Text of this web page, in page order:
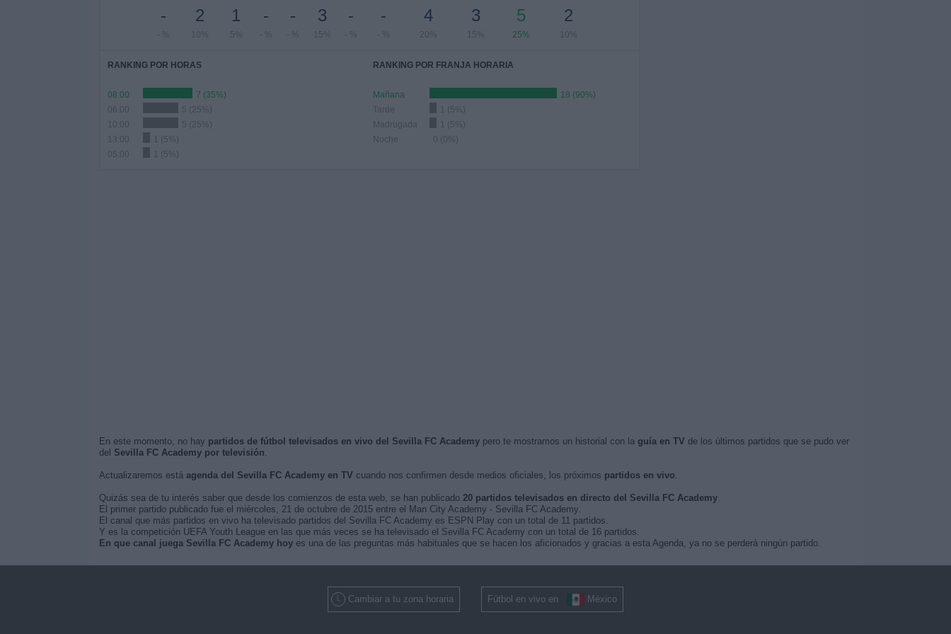
-
- %
2
10%
1
5%
-
- %
-
- %
3
15%
-
- %
-
- %
4
20%
3
15%
5
25%
2
10%
RANKING POR HORAS
08:00
7 (35%)
06:00
5 (25%)
5 (25%)
13:00
1 (5%)
05:00
1 (5%)
RANKING POR FRANJA HORARIA
Mañana
18 (90%)
Tarde
1 (5%)
Madrugada
1 (5%)
Noche
0 (0%)
En este momento, no hay partidos de fútbol televisados en vivo del Sevilla FC Academypero te mostramos un historial con la guía en TV de los últimos partidos que se pudo ver
del Sevilla FC Academy por televisión.
Actualizaremos está agenda del Sevilla FC Academy en TV cuando nos confirmen desde medios oficiales, los próximos partidos en vivo.
Quizás sea de tu interés saber que desde los comienzos de esta web, se han publicado 20 partidos televisados en directo del Sevilla FC Academy.
El primer partido publicado fue el miércoles, 21 de octubre de 2015 entre el Man City Academy - Sevilla FC Academy.
El canal que más partidos en vivo ha televisado partidos del Sevilla FC Academy es ESPN Play con un total de 11 partidos.
Y es la competición UEFA Youth League en las que más veces se ha televisado el Sevilla FC Academy con un total de 16 partidos.
En que canal juega Sevilla FC Academy hoyes una de las preguntas más habituales que se hacen los aficionados y gracias a esta Agenda, ya no se perderá ningún partido.
Cambiar a tu zona horaria Fútbol en vivo en México